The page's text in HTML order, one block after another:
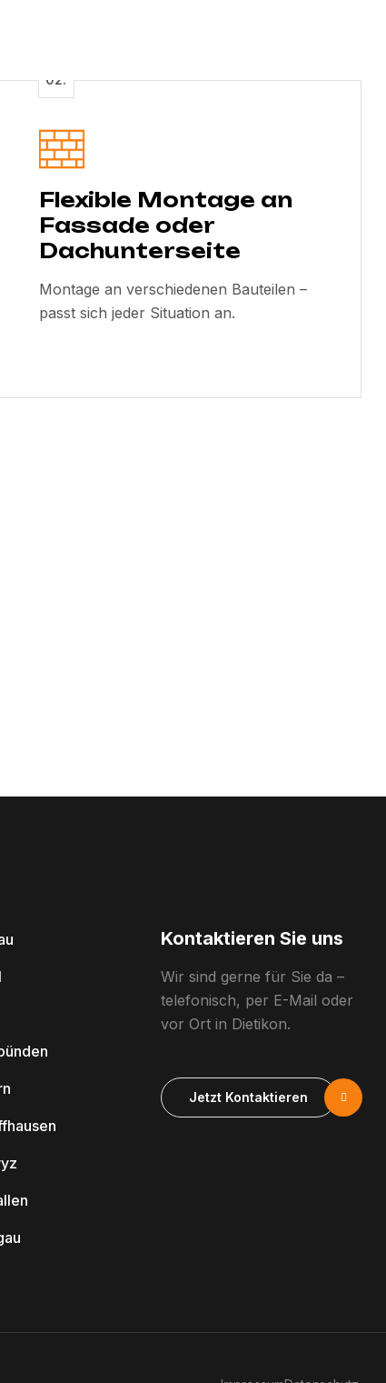
Flexible Montage an
Fassade oder
Dachunterseite
Montage an verschiedenen Bauteilen –
passt sich jeder Situation an.
Kontaktieren Sie uns
Wir sind gerne für Sie da –
telefonisch, per E-Mail oder
vor Ort in Dietikon.
Jetzt Kontaktieren